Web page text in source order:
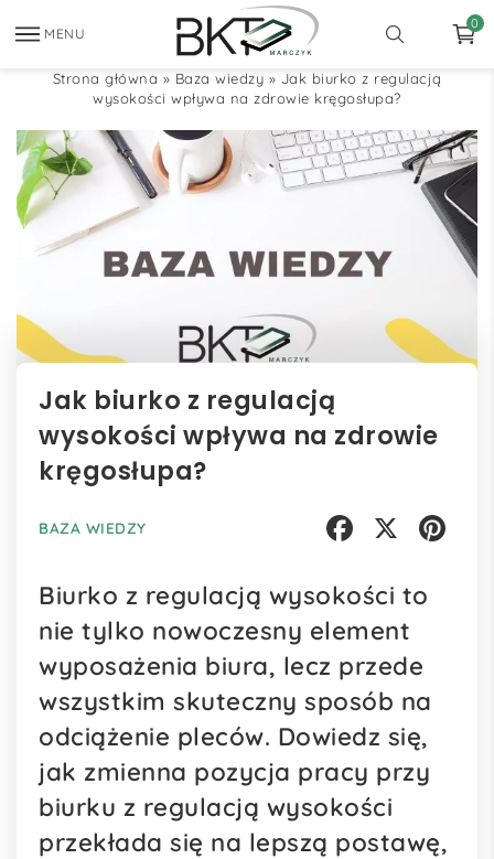
MENU
0
Strona główna » Baza wiedzy » Jak biurko z regulacją
wysokości wpływa na zdrowie kręgosłupa?
Jak biurko z regulacją
wysokości wpływa na zdrowie
kręgosłupa?
BAZA WIEDZY
Biurko z regulacją wysokości to
nie tylko nowoczesny element
wyposażenia biura, lecz przede
wszystkim skuteczny sposób na
odciążenie pleców. Dowiedz się,
jak zmienna pozycja pracy przy
biurku z regulacją wysokości
przekłada się na lepszą postawę,